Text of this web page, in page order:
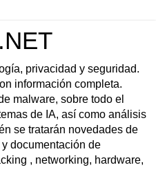
privacidad y seguridad.
información completa.
malware, sobre todo el
de IA, así como análisis
se tratarán novedades de
documentación de
, networking, hardware,